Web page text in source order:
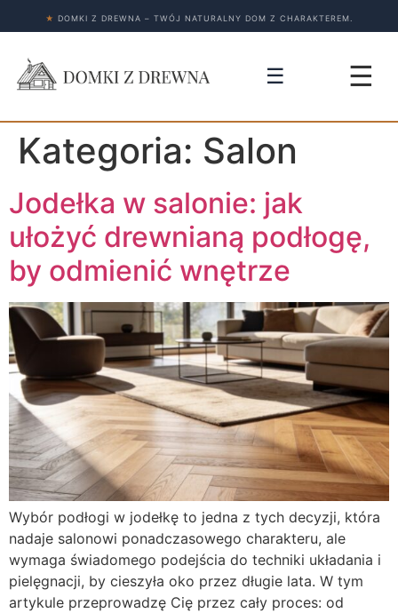
★ DOMKI Z DREWNA – TWÓJ NATURALNY DOM Z CHARAKTEREM.
☰ ☰
Kategoria: Salon
Jodełka w salonie: jak
ułożyć drewnianą podłogę,
by odmienić wnętrze
Wybór podłogi w jodełkę to jedna z tych decyzji, która
nadaje salonowi ponadczasowego charakteru, ale
wymaga świadomego podejścia do techniki układania i
pielęgnacji, by cieszyła oko przez długie lata. W tym
artykule przeprowadzę Cię przez cały proces: od